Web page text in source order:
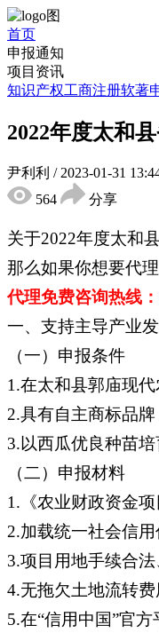
首页
申报通知
项目资讯
知识产权工商注册软著
2022年度太和
尹利利 / 2023-01-31
564
分享
关于2022年度太和
那么如果你想要代
代理免费咨询热线
一、支持主导产业
（一）申报条件
1.在太和县郭庙现
2.具有自主商标品牌
3.以西瓜优良种苗
（二）申报材料
1.《农业财政资金项
2.加载统一社会信
3.项目用地手续合法
4.无拖欠土地流转费
5.在“信用中国”官